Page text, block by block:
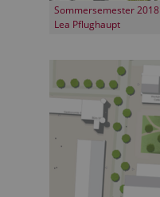
Sommersemester 2018
Lea Pflughaupt